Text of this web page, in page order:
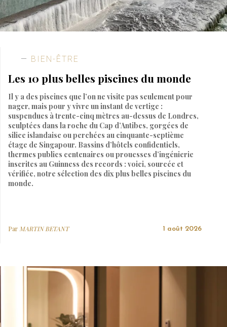
BIEN-ÊTRE
Les 10 plus belles piscines du monde
Il y a des piscines que l’on ne visite pas seulement pour
nager, mais pour y vivre un instant de vertige :
suspendues à trente-cinq mètres au-dessus de Londres,
sculptées dans la roche du Cap d’Antibes, gorgées de
silice islandaise ou perchées au cinquante-septième
étage de Singapour. Bassins d’hôtels confidentiels,
thermes publics centenaires ou prouesses d’ingénierie
inscrites au Guinness des records : voici, sourcée et
vérifiée, notre sélection des dix plus belles piscines du
monde.
Par MARTIN BETANT 1 août 2026